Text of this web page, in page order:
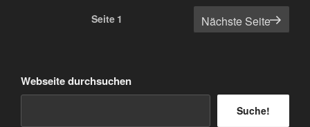
Seitennummerierung
Seite 1 Nächste Seite
Webseite durchsuchen
Suche!